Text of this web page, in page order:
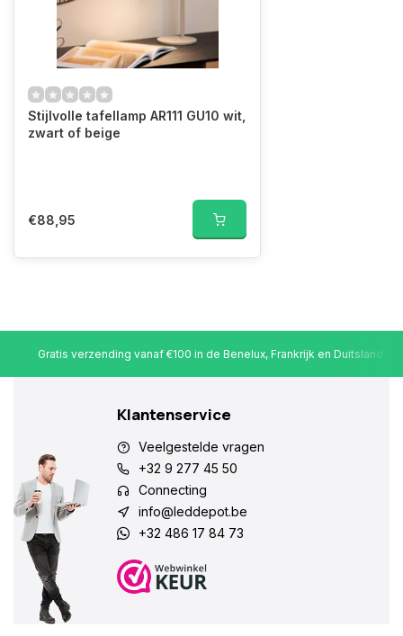
Stijlvolle tafellamp AR111 GU10 wit,
zwart of beige
€88,95
Gratis verzending vanaf €100 in de Benelux, Frankrijk en Duitsland
Klantenservice
Veelgestelde vragen
+32 9 277 45 50
Connecting
info@leddepot.be
+32 486 17 84 73